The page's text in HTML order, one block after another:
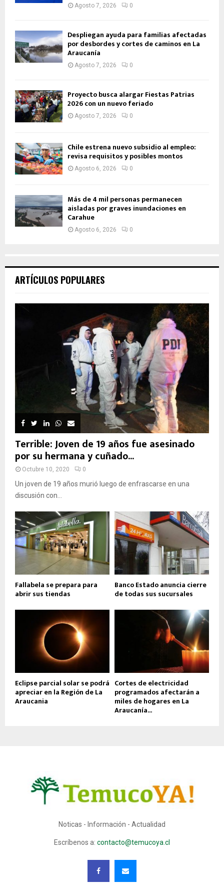
Agosto 7, 2026 0
Despliegan ayuda para familias afectadas
por desbordes y cortes de caminos en La
Araucanía
Agosto 7, 2026 0
Proyecto busca alargar Fiestas Patrias
2026 con un nuevo feriado
Agosto 7, 2026 0
Chile estrena nuevo subsidio al empleo:
revisa requisitos y posibles montos
Agosto 6, 2026 0
Más de 4 mil personas permanecen
aisladas por graves inundaciones en
Carahue
Agosto 6, 2026 0
ARTÍCULOS POPULARES
Terrible: Joven de 19 años fue asesinado
por su hermana y cuñado...
Octubre 10, 2020 0
Un joven de 19 años murió luego de enfrascarse en una
discusión con...
Fallabela se prepara para
abrir sus tiendas
Banco Estado anuncia cierre
de todas sus sucursales
Eclipse parcial solar se podrá
apreciar en la Región de La
Araucania
Cortes de electricidad
programados afectarán a
miles de hogares en La
Araucanía...
Noticas - Información - Actualidad
Escríbenos a: contacto@temucoya.cl